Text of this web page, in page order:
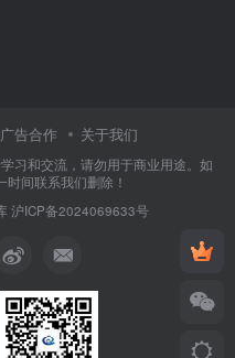
广告合作 关于我们
习和交流，请勿用于商业用途。如
间联系我们删除！
沪ICP备2024069633号